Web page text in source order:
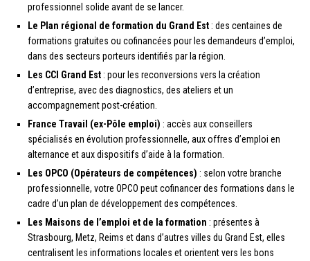
professionnel solide avant de se lancer.
Le Plan régional de formation du Grand Est : des centaines de
formations gratuites ou cofinancées pour les demandeurs d’emploi,
dans des secteurs porteurs identifiés par la région.
Les CCI Grand Est : pour les reconversions vers la création
d’entreprise, avec des diagnostics, des ateliers et un
accompagnement post-création.
France Travail (ex-Pôle emploi) : accès aux conseillers
spécialisés en évolution professionnelle, aux offres d’emploi en
alternance et aux dispositifs d’aide à la formation.
Les OPCO (Opérateurs de compétences) : selon votre branche
professionnelle, votre OPCO peut cofinancer des formations dans le
cadre d’un plan de développement des compétences.
Les Maisons de l’emploi et de la formation : présentes à
Strasbourg, Metz, Reims et dans d’autres villes du Grand Est, elles
centralisent les informations locales et orientent vers les bons